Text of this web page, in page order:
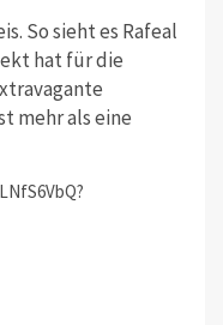
So sieht es Rafeal
hat für die
mehr als eine